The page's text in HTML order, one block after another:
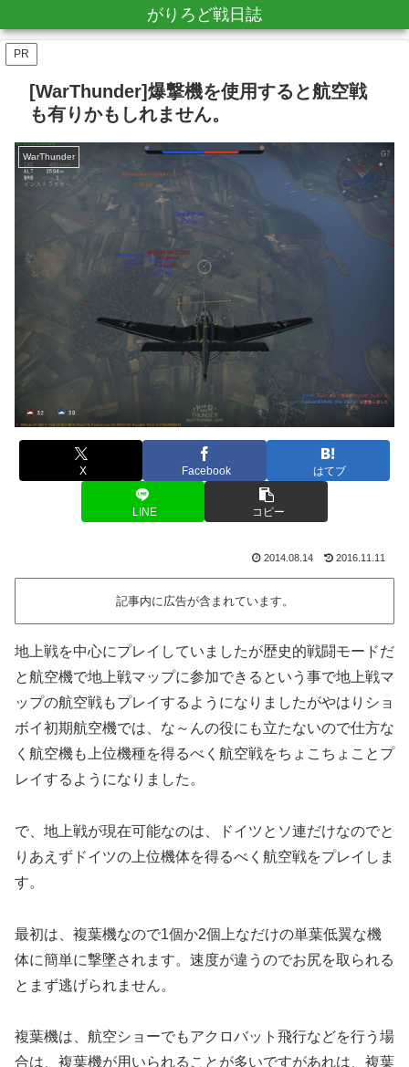
がりろど戦日誌
PR
[WarThunder]爆撃機を使用すると航空戦
も有りかもしれません。
WarThunder
X Facebook はてブ
LINE コピー
2014.08.14 2016.11.11
記事内に広告が含まれています。
地上戦を中心にプレイしていましたが歴史的戦闘モードだ
と航空機で地上戦マップに参加できるという事で地上戦マ
ップの航空戦もプレイするようになりましたがやはりショ
ボイ初期航空機では、な～んの役にも立たないので仕方な
く航空機も上位機種を得るべく航空戦をちょこちょことプ
レイするようになりました。
で、地上戦が現在可能なのは、ドイツとソ連だけなのでと
りあえずドイツの上位機体を得るべく航空戦をプレイしま
す。
最初は、複葉機なので1個か2個上なだけの単葉低翼な機
体に簡単に撃墜されます。速度が違うのでお尻を取られる
とまず逃げられません。
複葉機は、航空ショーでもアクロバット飛行などを行う場
合は、複葉機が用いられることが多いですがあれは、複葉